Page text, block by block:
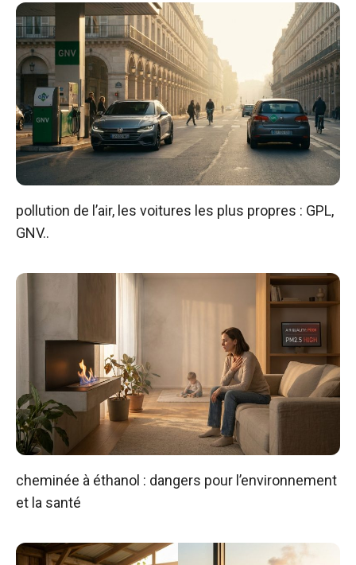
pollution de l’air, les voitures les plus propres : GPL,
GNV..
cheminée à éthanol : dangers pour l’environnement
et la santé